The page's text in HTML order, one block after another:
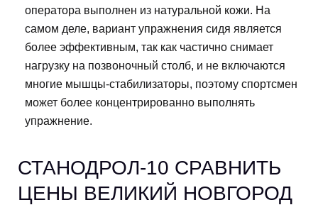
оператора выполнен из натуральной кожи. На
самом деле, вариант упражнения сидя является
более эффективным, так как частично снимает
нагрузку на позвоночный столб, и не включаются
многие мышцы-стабилизаторы, поэтому спортсмен
может более концентрированно выполнять
упражнение.
СТАНОДРОЛ-10 СРАВНИТЬ
ЦЕНЫ ВЕЛИКИЙ НОВГОРОД